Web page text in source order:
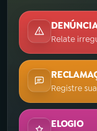
Relate
Registre
ELOGIO